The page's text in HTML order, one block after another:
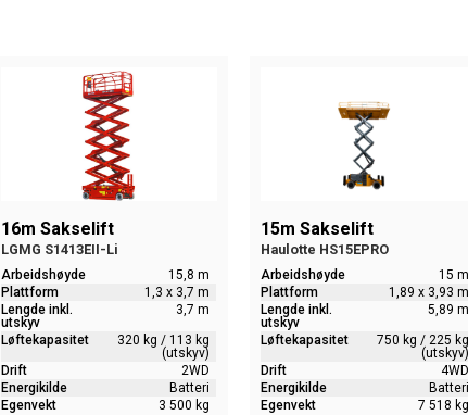
16m Sakselift
LGMG S1413EII-Li
Arbeidshøyde
15,8 m
Plattform
1,3 x 3,7 m
Lengde inkl.
utskyv
3,7 m
Løftekapasitet
320 kg / 113 kg
(utskyv)
Drift
2WD
Energikilde
Batteri
Egenvekt
3 500 kg
15m Sakselift
Haulotte HS15EPRO
Arbeidshøyde
15 m
Plattform
1,89 x 3,93 m
Lengde inkl.
utskyv
5,89 m
Løftekapasitet
750 kg / 225 kg
(utskyv)
Drift
4WD
Energikilde
Batteri
Egenvekt
7 518 kg